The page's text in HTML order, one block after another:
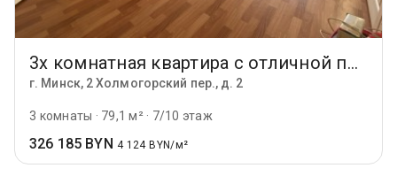
3х комнатная квартира с отличной планировкой и гардеробной
г. Минск, 2 Холмогорский пер., д. 2
3 комнаты · 79,1 м² · 7/10 этаж
326 185 BYN 4 124 BYN/м²